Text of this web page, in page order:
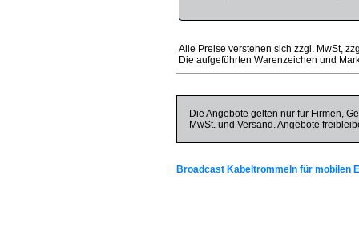
Alle Preise verstehen sich zzgl. MwSt,
Die aufgeführten Warenzeichen und
Die Angebote gelten nur für Firmen,
MwSt. und Versand. Angebote
Broadcast Kabeltrommeln für mobilen